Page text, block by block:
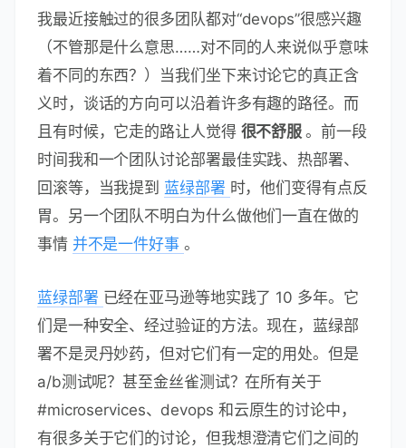
我最近接触过的很多团队都对“devops”很感兴趣
（不管那是什么意思……对不同的人来说似乎意味
着不同的东西？）当我们坐下来讨论它的真正含
义时，谈话的方向可以沿着许多有趣的路径。而
且有时候，它走的路让人觉得 很不舒服。前一段
时间我和一个团队讨论部署最佳实践、热部署、
回滚等，当我提到 蓝绿部署 时，他们变得有点反
胃。另一个团队不明白为什么做他们一直在做的
事情 并不是一件好事 。
蓝绿部署 已经在亚马逊等地实践了 10 多年。它
们是一种安全、经过验证的方法。现在，蓝绿部
署不是灵丹妙药，但对它们有一定的用处。但是
a/b测试呢？甚至金丝雀测试？在所有关于
#microservices、devops 和云原生的讨论中，
有很多关于它们的讨论，但我想澄清它们之间的